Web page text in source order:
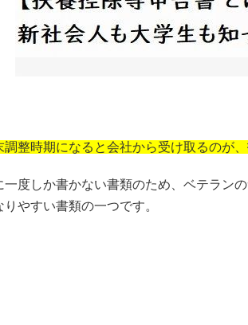
調整時期になると会社から受け取るのが、
一度しか書かない書類のため、ベテラン
りやすい書類の一つです。